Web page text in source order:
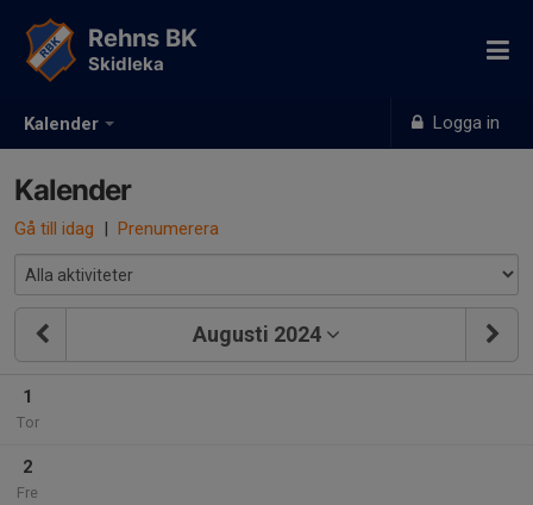
Kalender Logga in
Rehns BK
Skidleka
Kalender
Gå till idag | Prenumerera
Augusti 2024
1
Tor
2
Fre